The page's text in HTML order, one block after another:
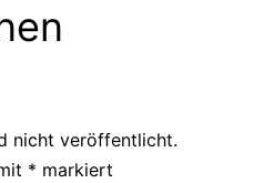
nicht veröffentlicht.
* markiert